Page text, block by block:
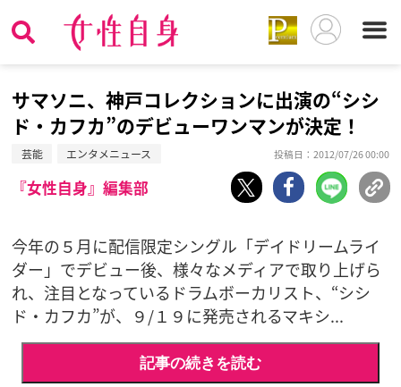
サマソニ、神戸コレクションに出演の“シシ
ド・カフカ”のデビューワンマンが決定！
芸能 エンタメニュース 投稿日：2012/07/26 00:00
『女性自身』編集部
今年の５月に配信限定シングル「デイドリームライ
ダー」でデビュー後、様々なメディアで取り上げら
れ、注目となっているドラムボーカリスト、“シシ
ド・カフカ”が、９/１９に発売されるマキシ...
記事の続きを読む